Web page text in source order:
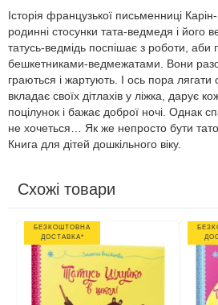
Історія французької письменниці
родинні стосунки тата-ведмедя і його
татусь-ведмідь поспішає з роботи, аби
бешкетниками-ведмежатами. Вони
граються і жартують. І ось пора
вкладає своїх дітлахів у ліжка, дарує
поцілунок і бажає доброї ночі. Однак
не хочеться… Як же непросто бути
Книга для дітей дошкільного віку.
Схожі товари
БЕЗКОШТОВНА
ДОСТАВКА*